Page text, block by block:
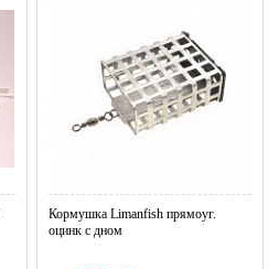
Кормушка Limanfish прямоуг.
оцинк с дном